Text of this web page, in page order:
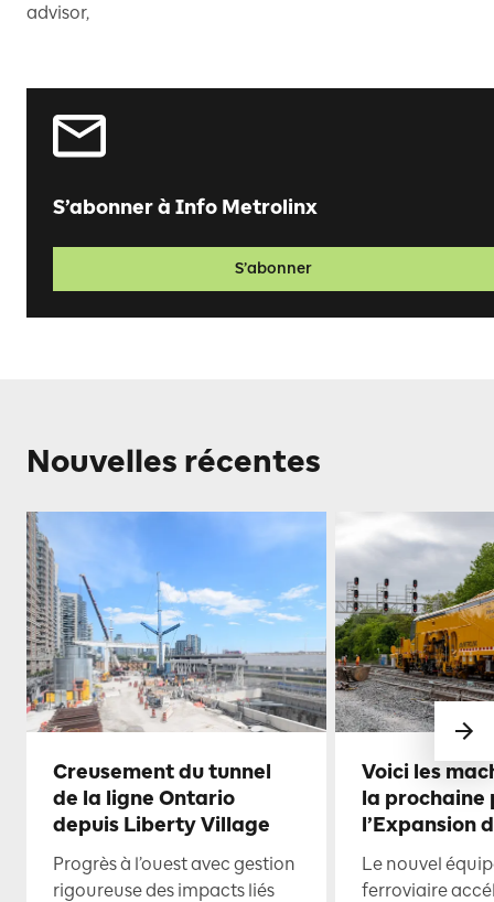
advisor,
S’abonner à Info Metrolinx
S’abonner
Nouvelles récentes
Creusement du tunnel
de la ligne Ontario
depuis Liberty Village
Progrès à l’ouest avec gestion
rigoureuse des impacts liés
Voici les
la prochaine
l’Expansion
Le nouvel
ferroviaire